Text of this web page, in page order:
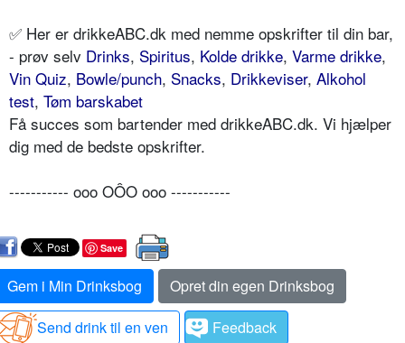
✅ Her er drikkeABC.dk med nemme opskrifter til din bar,
- prøv selv Drinks, Spiritus, Kolde drikke, Varme drikke,
Vin Quiz, Bowle/punch, Snacks, Drikkeviser, Alkohol
test, Tøm barskabet
Få succes som bartender med drikkeABC.dk. Vi hjælper
dig med de bedste opskrifter.
----------- ooo OÔO ooo -----------
Save
Gem i Min Drinksbog
Opret din egen Drinksbog
Send drink til en ven
Feedback